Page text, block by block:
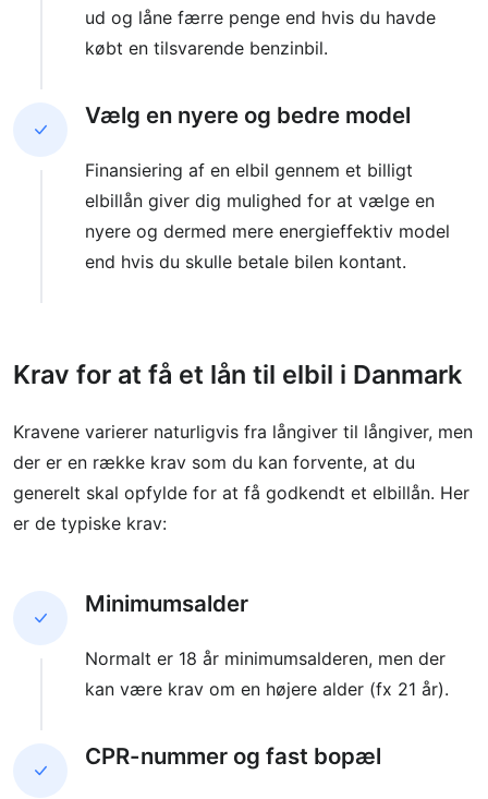
ud og låne færre penge end hvis du havde
købt en tilsvarende benzinbil.
Vælg en nyere og bedre model
Finansiering af en elbil gennem et billigt
elbillån giver dig mulighed for at vælge en
nyere og dermed mere energieffektiv model
end hvis du skulle betale bilen kontant.
Krav for at få et lån til elbil i Danmark
Kravene varierer naturligvis fra långiver til långiver, men
der er en række krav som du kan forvente, at du
generelt skal opfylde for at få godkendt et elbillån. Her
er de typiske krav:
Minimumsalder
Normalt er 18 år minimumsalderen, men der
kan være krav om en højere alder (fx 21 år).
CPR-nummer og fast bopæl